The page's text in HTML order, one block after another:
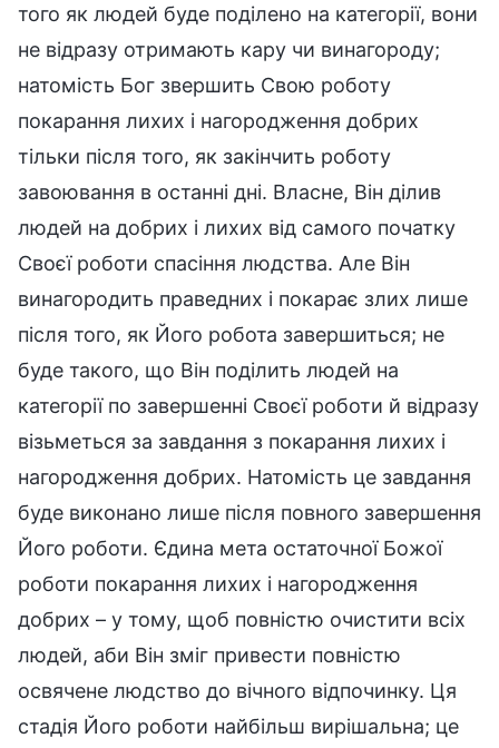
того як людей буде поділено на категорії, вони
не відразу отримають кару чи винагороду;
натомість Бог звершить Свою роботу
покарання лихих і нагородження добрих
тільки після того, як закінчить роботу
завоювання в останні дні. Власне, Він ділив
людей на добрих і лихих від самого початку
Своєї роботи спасіння людства. Але Він
винагородить праведних і покарає злих лише
після того, як Його робота завершиться; не
буде такого, що Він поділить людей на
категорії по завершенні Своєї роботи й відразу
візьметься за завдання з покарання лихих і
нагородження добрих. Натомість це завдання
буде виконано лише після повного завершення
Його роботи. Єдина мета остаточної Божої
роботи покарання лихих і нагородження
добрих – у тому, щоб повністю очистити всіх
людей, аби Він зміг привести повністю
освячене людство до вічного відпочинку. Ця
стадія Його роботи найбільш вирішальна; це